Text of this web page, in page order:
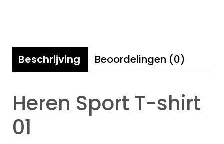
Beschrijving Beoordelingen (0)
Heren Sport T-shirt
01